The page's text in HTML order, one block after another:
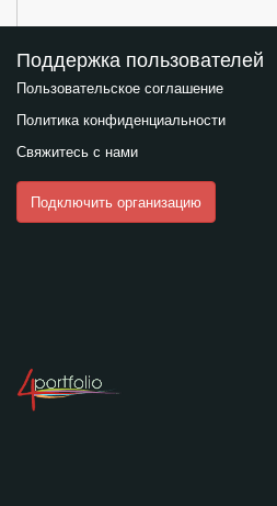
Поддержка пользователей
Пользовательское соглашение
Политика конфиденциальности
Свяжитесь с нами
Подключить организацию